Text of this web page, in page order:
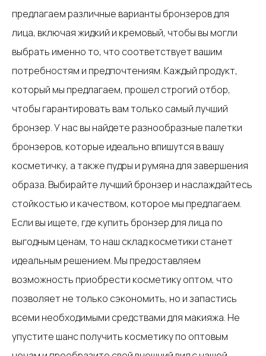
предлагаем различные варианты бронзеров для
лица, включая жидкий и кремовый, чтобы вы могли
выбрать именно то, что соответствует вашим
потребностям и предпочтениям. Каждый продукт,
который мы предлагаем, прошел строгий отбор,
чтобы гарантировать вам только самый лучший
бронзер. У нас вы найдете разнообразные палетки
бронзеров, которые идеально впишутся в вашу
косметичку, а также пудры и румяна для завершения
образа. Выбирайте лучший бронзер и наслаждайтесь
стойкостью и качеством, которое мы предлагаем.
Если вы ищете, где купить бронзер для лица по
выгодным ценам, то наш склад косметики станет
идеальным решением. Мы предоставляем
возможность приобрести косметику оптом, что
позволяет не только сэкономить, но и запастись
всеми необходимыми средствами для макияжа. Не
упустите шанс получить косметику по оптовым